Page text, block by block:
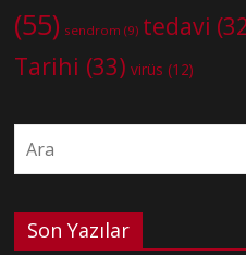
(55) sendrom (9) tedavi
Tarihi (33) virüs (12)
Son Yazılar